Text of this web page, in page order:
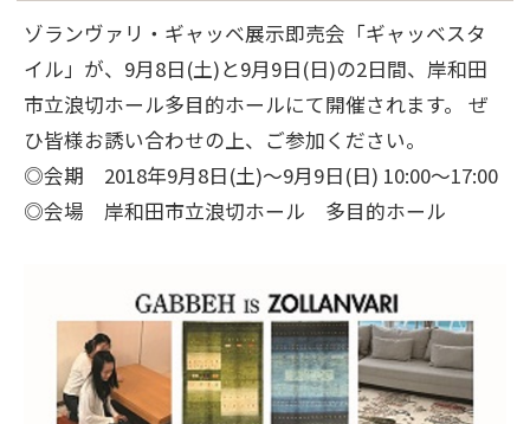
ゾランヴァリ・ギャッベ展示即売会「ギャッベスタ
イル」が、9月8日(土)と9月9日(日)の2日間、岸和田
市立浪切ホール多目的ホールにて開催されます。 ぜ
ひ皆様お誘い合わせの上、ご参加ください。
◎会期 2018年9月8日(土)～9月9日(日) 10:00～17:00
◎会場 岸和田市立浪切ホール 多目的ホール